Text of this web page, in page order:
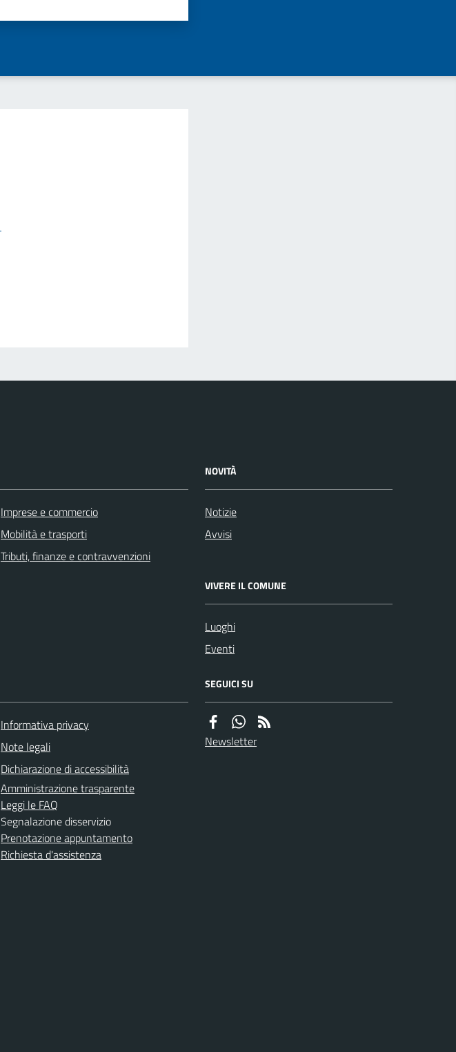
Imprese e commercio
Mobilità e trasporti
Tributi, finanze e contravvenzioni
NOVITÀ
Notizie
Avvisi
VIVERE IL COMUNE
Luoghi
Eventi
Informativa privacy
Note legali
Dichiarazione di accessibilità
Amministrazione trasparente
Leggi le FAQ
Segnalazione disservizio
Prenotazione appuntamento
Richiesta d'assistenza
SEGUICI SU
Newsletter